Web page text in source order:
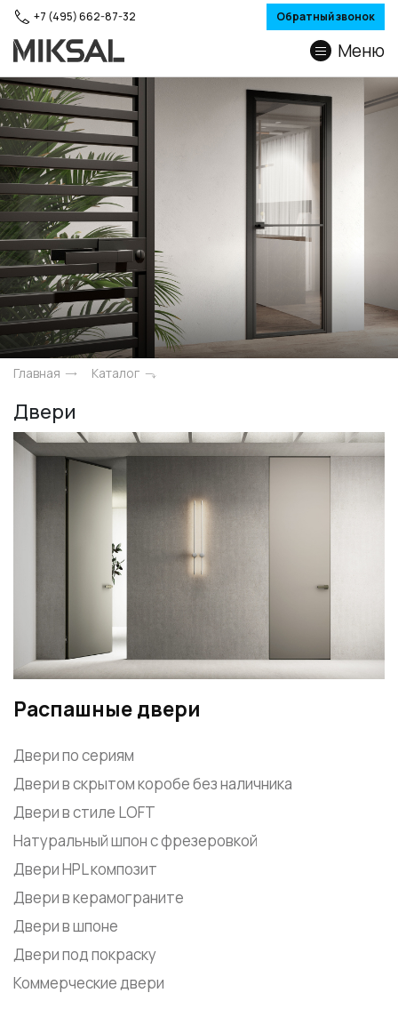
+7 (495) 662-87-32 Обратный звонок
Меню
Главная Каталог
Двери
Распашные двери
Двери по сериям
Двери в скрытом коробе без наличника
Двери в стиле LOFT
Натуральный шпон с фрезеровкой
Двери HPL композит
Двери в керамограните
Двери в шпоне
Двери под покраску
Коммерческие двери
salon@miksal.ru
Белорусская
г. Москва, ул. Бутырский Вал, д. 32
пн-сб 10:00 - 20:00 (вс 10:00 - 19:00)
(9.05 -выходной)
Телефон: +7 495 662-87-32
Email:salon@miksal.ru